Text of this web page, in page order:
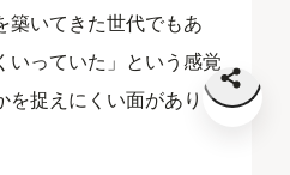
築いてきた世代でもあ
いっていた」という感覚
を捉えにくい面がありま